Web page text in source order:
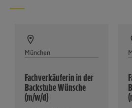
München
Fachverkäuferin in der
Backstube Wünsche
(m/w/d)